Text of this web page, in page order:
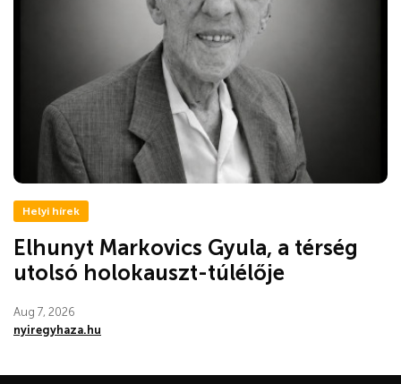
Helyi hírek
Elhunyt Markovics Gyula, a térség
utolsó holokauszt-túlélője
Aug 7, 2026
nyiregyhaza.hu